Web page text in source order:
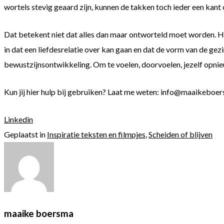
wortels stevig geaard zijn, kunnen de takken toch ieder een
Dat betekent niet dat alles dan maar ontworteld moet worden.
in dat een liefdesrelatie over kan gaan en dat de vorm van de
bewustzijnsontwikkeling. Om te voelen, doorvoelen, jezelf
Kun jij hier hulp bij gebruiken? Laat me weten:
Linkedin
Geplaatst in Inspiratie teksten en filmpjes,Scheiden of blijven
maaike boersma